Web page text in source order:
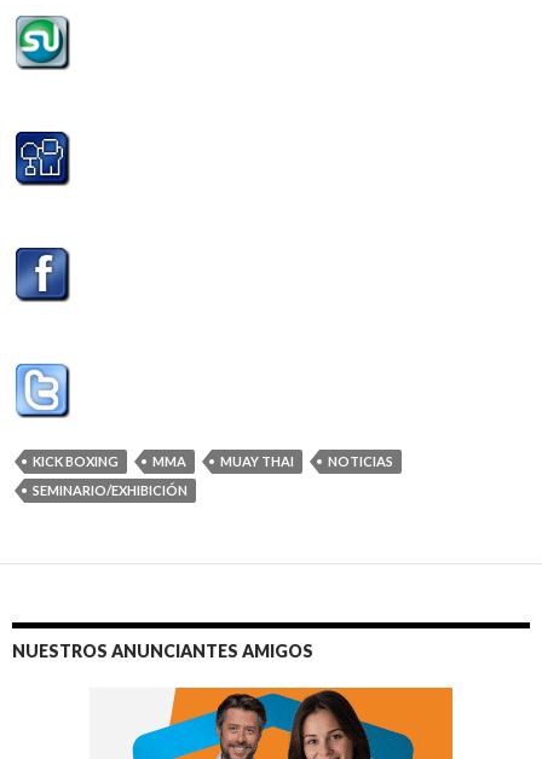
KICK BOXING MMA MUAY THAI
NOTICIAS
SEMINARIO/EXHIBICIÓN
NUESTROS ANUNCIANTES AMIGOS